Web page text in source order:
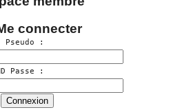
connecter
Pseudo :
Passe :